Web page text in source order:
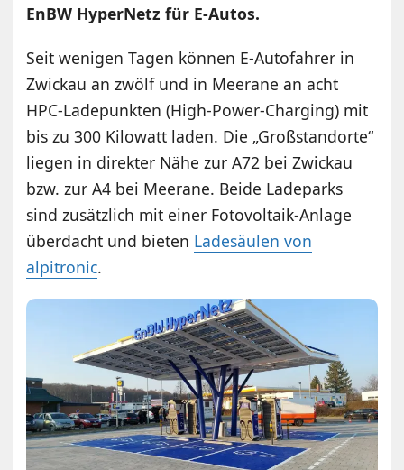
EnBW HyperNetz für E-Autos.
Seit wenigen Tagen können E-Autofahrer in
Zwickau an zwölf und in Meerane an acht
HPC-Ladepunkten (High-Power-Charging) mit
bis zu 300 Kilowatt laden. Die „Großstandorte“
liegen in direkter Nähe zur A72 bei Zwickau
bzw. zur A4 bei Meerane. Beide Ladeparks
sind zusätzlich mit einer Fotovoltaik-Anlage
überdacht und bieten Ladesäulen von
alpitronic.